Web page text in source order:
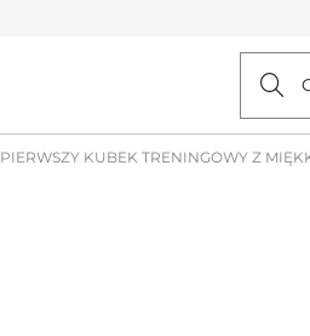
PIERWSZY KUBEK TRENINGOWY Z